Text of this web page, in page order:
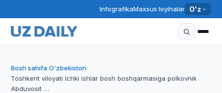
InfografikaMaxsus loyihalar O'z
Bosh sahifa›O‘zbekiston›
Toshkent viloyati Ichki ishlar bosh boshqarmasiga polkovnik
Abduvosit …